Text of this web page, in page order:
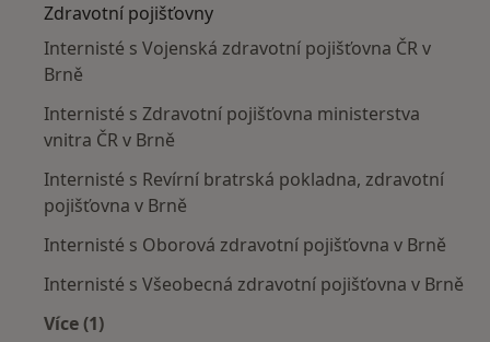
Zdravotní pojišťovny
Internisté s Vojenská zdravotní pojišťovna ČR v
Brně
Internisté s Zdravotní pojišťovna ministerstva
vnitra ČR v Brně
Internisté s Revírní bratrská pokladna, zdravotní
pojišťovna v Brně
Internisté s Oborová zdravotní pojišťovna v Brně
Internisté s Všeobecná zdravotní pojišťovna v Brně
Více (1)